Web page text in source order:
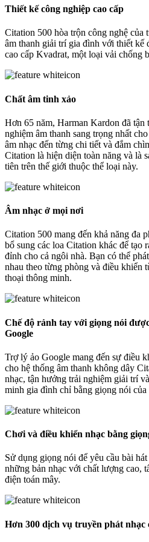
Thiết kế công nghiệp cao cấp
Citation 500 hòa trộn công nghệ của
âm thanh giải trí gia đình với thiết
cao cấp Kvadrat, một loại vải chống
Chất âm tinh xảo
Hơn 65 năm, Harman Kardon đã tận
nghiệm âm thanh sang trọng nhất
âm nhạc đến từng chi tiết và đắm
Citation là hiện diện toàn năng và là
tiên trên thế giới thuộc thể loại này.
Âm nhạc ở mọi nơi
Citation 500 mang đến khả năng đa
bổ sung các loa Citation khác để tạo
đỉnh cho cả ngôi nhà. Bạn có thể
nhau theo từng phòng và điều khiển
thoại thông minh.
Chế độ rảnh tay với giọng nói
Google
Trợ lý ảo Google mang đến sự điều
cho hệ thống âm thanh không dây
nhạc, tận hưởng trải nghiệm giải trí
minh gia đình chỉ bằng giọng nói của
Chơi và điều khiển nhạc bằng
Sử dụng giọng nói để yêu cầu bài
những bản nhạc với chất lượng cao,
điện toán mây.
Hơn 300 dịch vụ truyền phát nhạc